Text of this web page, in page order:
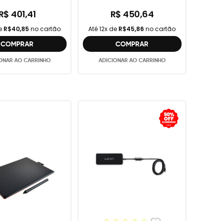
401,41
R$40,85 no cartão
COMPRAR
AO CARRINHO
R$ 450,64
Até 12x de R$45,86 no cartão
COMPRAR
ADICIONAR AO CARRINHO